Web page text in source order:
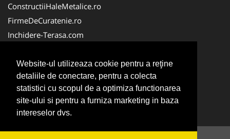
Website-ul utilizeaza cookie pentru a reţine
detaliile de conectare, pentru a colecta
statistici cu scopul de a optimiza functionarea
site-ului si pentru a furniza marketing in baza
intereselor dvs.
ConstructiiHaleMetalice.ro
FirmeDeCuratenie.ro
Inchidere-Terasa.com
PlanteDecorative.com
Piscina-Romania.com
Teren-Sintetic.ro
ServiciiAlpinism.ro